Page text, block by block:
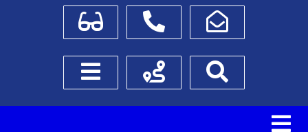
Для слабовидящихТелефоныНаписать обращение
Боковое менюСхема проезда